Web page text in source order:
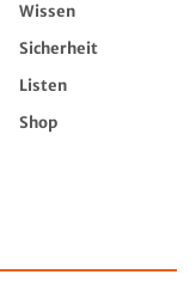
Wissen
Sicherheit
Listen
Shop